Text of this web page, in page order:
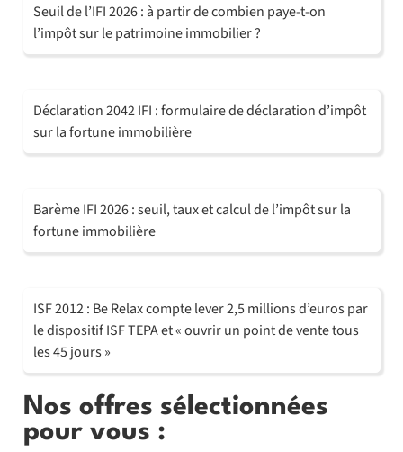
Seuil de l’IFI 2026 : à partir de combien paye-t-on
l’impôt sur le patrimoine immobilier ?
Déclaration 2042 IFI : formulaire de déclaration d’impôt
sur la fortune immobilière
Barème IFI 2026 : seuil, taux et calcul de l’impôt sur la
fortune immobilière
ISF 2012 : Be Relax compte lever 2,5 millions d’euros par
le dispositif ISF TEPA et « ouvrir un point de vente tous
les 45 jours »
Nos offres sélectionnées
pour vous :